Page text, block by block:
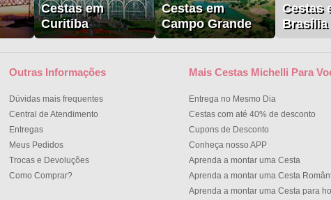
Cestas em
Curitiba
Cestas em
Campo Grande
Cestas
Brasília
Outras Informações
Dúvidas mais frequentes
Central de Atendimento
Entregas
Meus Pedidos
Trocas e Devoluções
Como Comprar?
Mais Cestas Michelli Para
Entrega no Mesmo Dia
Cestas com até 40% de desconto
Cupons de Desconto
Conheça nosso APP
Aprenda a montar uma Cesta
Aprenda a montar uma Cesta
Aprenda a montar uma Cesta para